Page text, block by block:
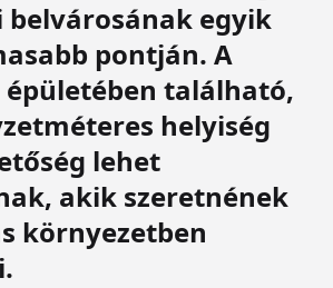
egyik
pontján. A
található,
helyiség
lehet
akik szeretnének
környezetben